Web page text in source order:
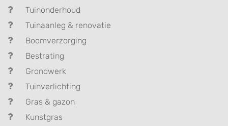
Tuinonderhoud
Tuinaanleg & renovatie
Boomverzorging
Bestrating
Grondwerk
Tuinverlichting
Gras & gazon
Kunstgras